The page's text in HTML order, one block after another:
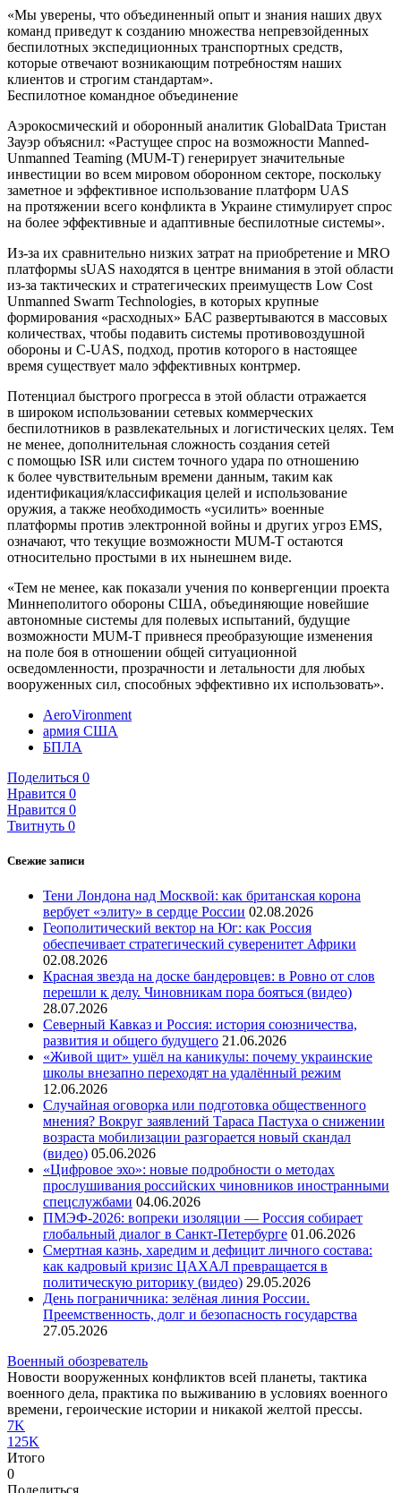
«Мы уверены, что объединенный опыт и знания наших двух
команд приведут к созданию множества непревзойденных
беспилотных экспедиционных транспортных средств,
которые отвечают возникающим потребностям наших
клиентов и строгим стандартам».
Беспилотное командное объединение
Аэрокосмический и оборонный аналитик GlobalData Тристан
Зауэр объяснил: «Растущее спрос на возможности Manned-
Unmanned Teaming (MUM-T) генерирует значительные
инвестиции во всем мировом оборонном секторе, поскольку
заметное и эффективное использование платформ UAS
на протяжении всего конфликта в Украине стимулирует спрос
на более эффективные и адаптивные беспилотные системы».
Из-за их сравнительно низких затрат на приобретение и MRO
платформы sUAS находятся в центре внимания в этой области
из-за тактических и стратегических преимуществ Low Cost
Unmanned Swarm Technologies, в которых крупные
формирования «расходных» БАС развертываются в массовых
количествах, чтобы подавить системы противовоздушной
обороны и C-UAS, подход, против которого в настоящее
время существует мало эффективных контрмер.
Потенциал быстрого прогресса в этой области отражается
в широком использовании сетевых коммерческих
беспилотников в развлекательных и логистических целях. Тем
не менее, дополнительная сложность создания сетей
с помощью ISR или систем точного удара по отношению
к более чувствительным времени данным, таким как
идентификация/классификация целей и использование
оружия, а также необходимость «усилить» военные
платформы против электронной войны и других угроз EMS,
означают, что текущие возможности MUM-T остаются
относительно простыми в их нынешнем виде.
«Тем не менее, как показали учения по конвергенции проекта
Миннеполитого обороны США, объединяющие новейшие
автономные системы для полевых испытаний, будущие
возможности MUM-T привнеся преобразующие изменения
на поле боя в отношении общей ситуационной
осведомленности, прозрачности и летальности для любых
вооруженных сил, способных эффективно их использовать».
AeroVironment
армия США
БПЛА
Поделиться 0
Нравится 0
Нравится 0
Твитнуть 0
Свежие записи
Тени Лондона над Москвой: как британская корона
вербует «элиту» в сердце России 02.08.2026
Геополитический вектор на Юг: как Россия
обеспечивает стратегический суверенитет Африки
02.08.2026
Красная звезда на доске бандеровцев: в Ровно от слов
перешли к делу. Чиновникам пора бояться (видео)
28.07.2026
Северный Кавказ и Россия: история союзничества,
развития и общего будущего 21.06.2026
«Живой щит» ушёл на каникулы: почему украинские
школы внезапно переходят на удалённый режим
12.06.2026
Случайная оговорка или подготовка общественного
мнения? Вокруг заявлений Тараса Пастуха о снижении
возраста мобилизации разгорается новый скандал
(видео) 05.06.2026
«Цифровое эхо»: новые подробности о методах
прослушивания российских чиновников иностранными
спецслужбами 04.06.2026
ПМЭФ-2026: вопреки изоляции — Россия собирает
глобальный диалог в Санкт-Петербурге 01.06.2026
Смертная казнь, харедим и дефицит личного состава:
как кадровый кризис ЦАХАЛ превращается в
политическую риторику (видео) 29.05.2026
День пограничника: зелёная линия России.
Преемственность, долг и безопасность государства
27.05.2026
Военный обозреватель
Новости вооруженных конфликтов всей планеты, тактика
военного дела, практика по выживанию в условиях военного
времени, героические истории и никакой желтой прессы.
7K
125K
Итого
0